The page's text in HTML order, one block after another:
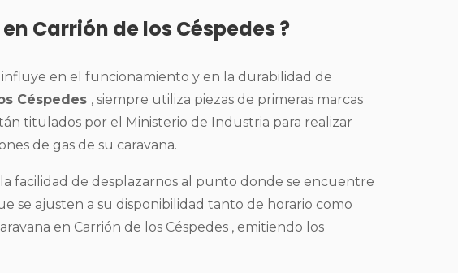
Carrión de los Céspedes ?
en el funcionamiento y en la durabilidad de
Céspedes , siempre utiliza piezas de primeras marcas
titulados por el Ministerio de Industria para realizar
de gas de su caravana.
facilidad de desplazarnos al punto donde se encuentre
se ajusten a su disponibilidad tanto de horario como
en Carrión de los Céspedes , emitiendo los